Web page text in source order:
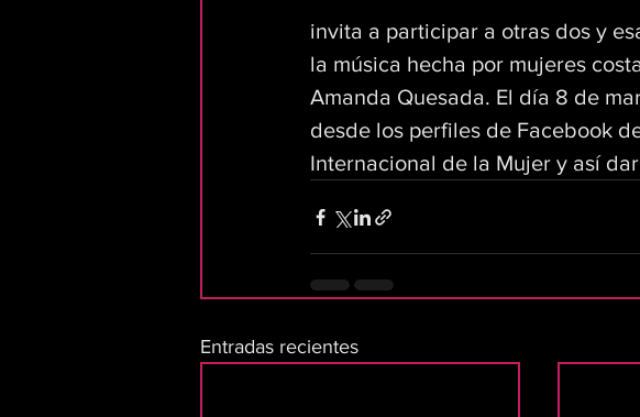
invita a participar a otras dos y
la música hecha por mujeres
Amanda Quesada. El día 8 de
desde los perfiles de Facebook
Internacional de la Mujer y así
Entradas recientes